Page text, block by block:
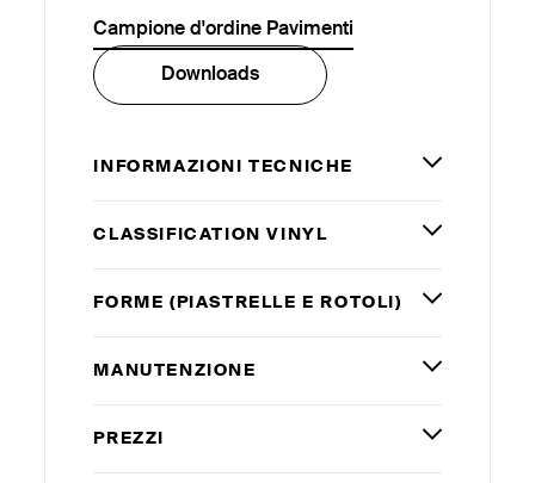
Campione d'ordine Pavimenti
Downloads
INFORMAZIONI TECNICHE
CLASSIFICATION VINYL
FORME (PIASTRELLE E ROTOLI)
MANUTENZIONE
PREZZI